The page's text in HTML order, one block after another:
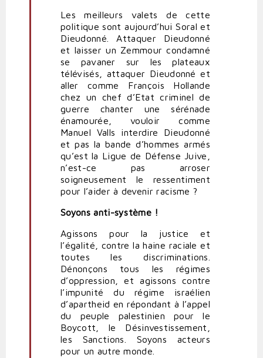
Les meilleurs valets de cette
politique sont aujourd’hui Soral et
Dieudonné. Attaquer Dieudonné
et laisser un Zemmour condamné
se pavaner sur les plateaux
télévisés, attaquer Dieudonné et
aller comme François Hollande
chez un chef d’Etat criminel de
guerre chanter une sérénade
énamourée, vouloir comme
Manuel Valls interdire Dieudonné
et pas la bande d’hommes armés
qu’est la Ligue de Défense Juive,
n’est-ce pas arroser
soigneusement le ressentiment
pour l’aider à devenir racisme ?
Soyons anti-système !
Agissons pour la justice et
l’égalité, contre la haine raciale et
toutes les discriminations.
Dénonçons tous les régimes
d’oppression, et agissons contre
l’impunité du régime israélien
d’apartheid en répondant à l’appel
du peuple palestinien pour le
Boycott, le Désinvestissement,
les Sanctions. Soyons acteurs
pour un autre monde.